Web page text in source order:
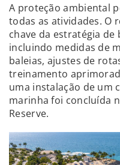
A proteção ambiental
todas as atividades. O
chave da estratégia
incluindo medidas de
baleias, ajustes de
treinamento
uma instalação de um
marinha foi concluída
Reserve.